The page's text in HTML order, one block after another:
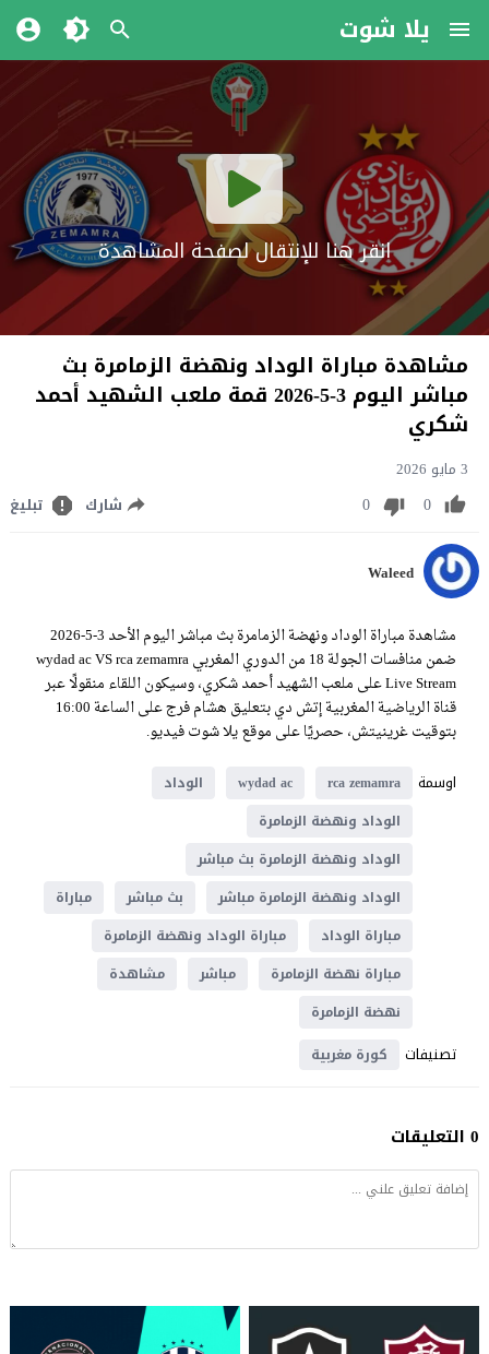
يلا شوت
انقر هنا للإنتقال لصفحة المشاهدة
مشاهدة مباراة الوداد ونهضة الزمامرة بث
مباشر اليوم 3-5-2026 قمة ملعب الشهيد أحمد
شكري
3 مايو 2026
0
0 شارك تبليغ
Waleed
مشاهدة مباراة الوداد ونهضة الزمامرة بث مباشر اليوم الأحد 3-5-2026
ضمن منافسات الجولة 18 من الدوري المغربي wydad ac VS rca zemamra
Live Stream على ملعب الشهيد أحمد شكري، وسيكون اللقاء منقولًا عبر
قناة الرياضية المغربية إتش دي بتعليق هشام فرج على الساعة 16:00
بتوقيت غرينيتش، حصريًا على موقع يلا شوت فيديو.
اوسمة
rca zemamra
wydad ac
الوداد
الوداد ونهضة الزمامرة
الوداد ونهضة الزمامرة بث مباشر
الوداد ونهضة الزمامرة مباشر
بث مباشر
مباراة
مباراة الوداد
مباراة الوداد ونهضة الزمامرة
مباراة نهضة الزمامرة
مباشر
مشاهدة
نهضة الزمامرة
تصنيفات كورة مغربية
0 التعليقات